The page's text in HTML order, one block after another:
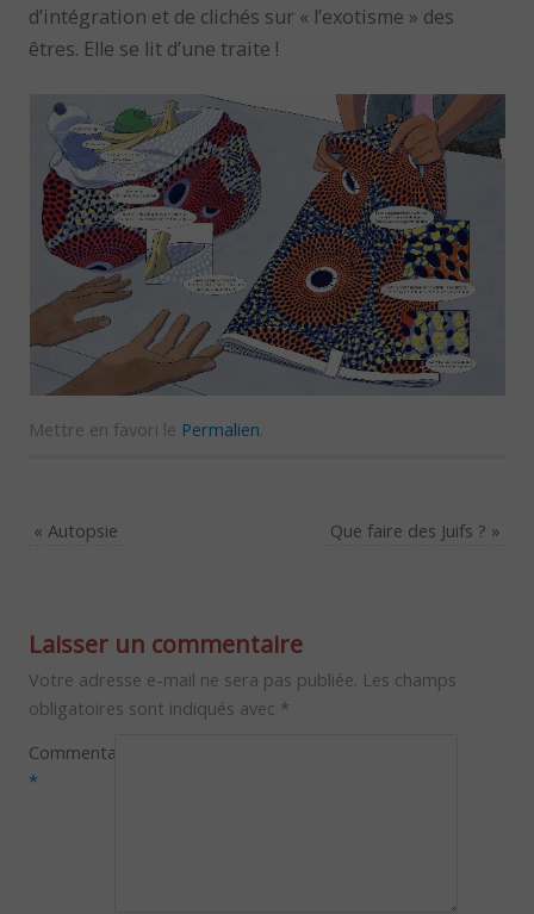
d’intégration et de clichés sur « l’exotisme » des
êtres. Elle se lit d’une traite !
Mettre en favori le Permalien.
« Autopsie Que faire des Juifs ? »
Laisser un commentaire
Votre adresse e-mail ne sera pas publiée. Les champs
obligatoires sont indiqués avec *
Commentaire
*